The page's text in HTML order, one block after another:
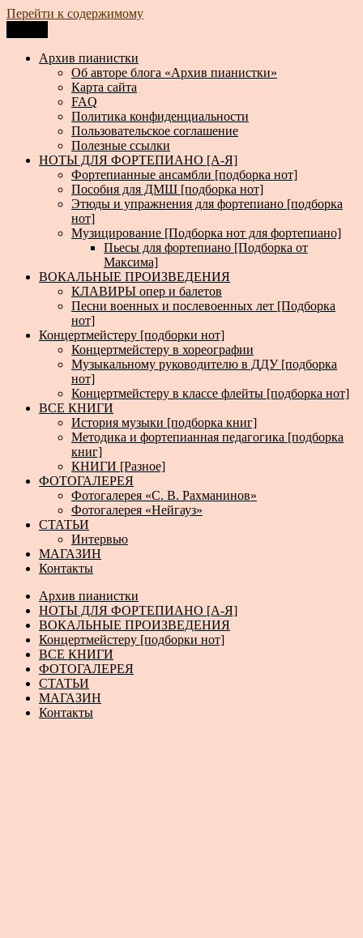
Перейти к содержимому
Архив пианистки
Всё для пианистов: ноты, книги, музыка, статьи…
Архив пианистки
Об авторе блога «Архив пианистки»
Карта сайта
FAQ
Политика конфиденциальности
Пользовательское соглашение
Полезные ссылки
НОТЫ ДЛЯ ФОРТЕПИАНО [А-Я]
Фортепианные ансамбли [подборка нот]
Пособия для ДМШ [подборка нот]
Этюды и упражнения для фортепиано [подборка
нот]
Музицирование [Подборка нот для фортепиано]
Пьесы для фортепиано [Подборка от
Максима]
ВОКАЛЬНЫЕ ПРОИЗВЕДЕНИЯ
КЛАВИРЫ опер и балетов
Песни военных и послевоенных лет [Подборка
нот]
Концертмейстеру [подборки нот]
Концертмейстеру в хореографии
Музыкальному руководителю в ДДУ [подборка
нот]
Концертмейстеру в классе флейты [подборка нот]
ВСЕ КНИГИ
История музыки [подборка книг]
Методика и фортепианная педагогика [подборка
книг]
КНИГИ [Разное]
ФОТОГАЛЕРЕЯ
Фотогалерея «С. В. Рахманинов»
Фотогалерея «Нейгауз»
СТАТЬИ
Интервью
МАГАЗИН
Контакты
Архив пианистки
НОТЫ ДЛЯ ФОРТЕПИАНО [А-Я]
ВОКАЛЬНЫЕ ПРОИЗВЕДЕНИЯ
Концертмейстеру [подборки нот]
ВСЕ КНИГИ
ФОТОГАЛЕРЕЯ
СТАТЬИ
МАГАЗИН
Контакты